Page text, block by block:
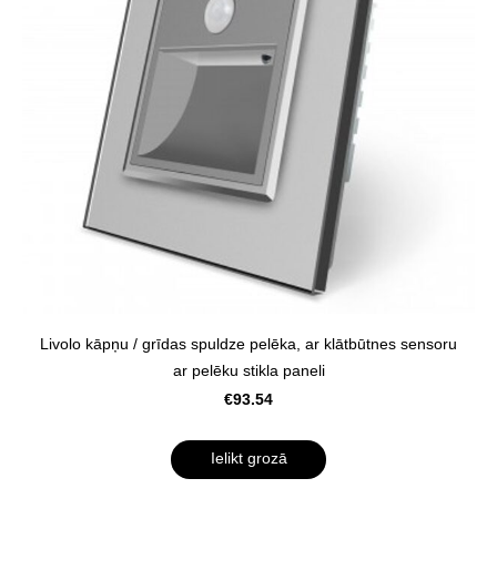
Livolo kāpņu / grīdas spuldze pelēka, ar klātbūtnes sensoru
ar pelēku stikla paneli
€93.54
Ielikt grozā